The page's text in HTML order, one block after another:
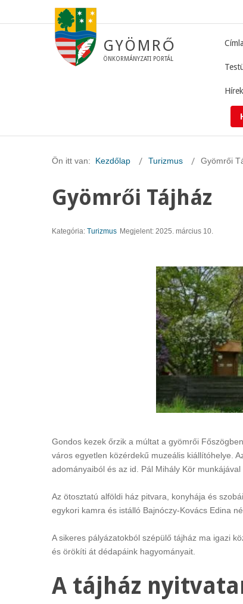
GYÖMRŐ
ÖNKORMÁNYZATI PORTÁL
Hírek
Ön itt van: Kezdőlap Turizmus Gyömrői
Gyömrői Tájház
Kategória: Turizmus Megjelent: 2025. március 10.
Gondos kezek őrzik a múltat a gyömrői
város egyetlen közérdekű muzeális kiállítóhelye.
adományaiból és az id. Pál Mihály Kör munkájával
Az ötosztatú alföldi ház pitvara, konyhája és
egykori kamra és istálló Bajnóczy-Kovács Edina
A sikeres pályázatokból szépülő tájház ma igazi
és örökíti át dédapáink hagyományait.
A tájház